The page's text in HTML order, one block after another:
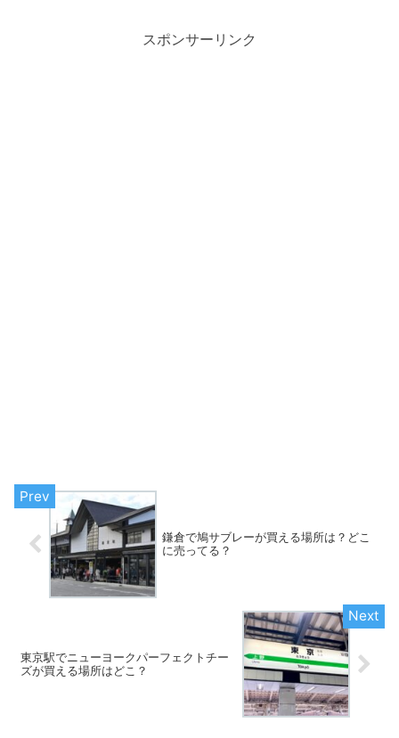
スポンサーリンク
鎌倉で鳩サブレーが買える場所は？どこ
に売ってる？
東京駅でニューヨークパーフェクトチー
ズが買える場所はどこ？